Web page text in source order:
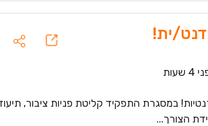
ית!
שעות
במסגרת התפקיד קליטת פניות ציבור,
הצורך...